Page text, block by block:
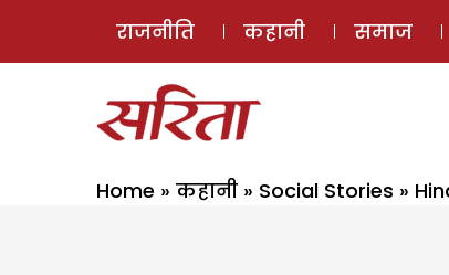
राजनीति कहानी समाज
Home » कहानी » Social Stories »